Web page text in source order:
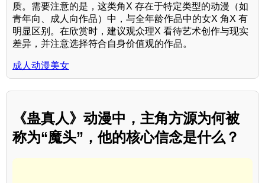
质。需要注意的是，这类角X 存在于特定类型的动漫（如
青年向、成人向作品）中，与全年龄作品中的女X 角X 有
明显区别。在欣赏时，建议观众理X 看待艺术创作与现实
差异，并注意选择符合自身价值观的作品。
成人动漫美女
《蛊真人》动漫中，主角方源为何被
称为“魔头”，他的核心信念是什么？